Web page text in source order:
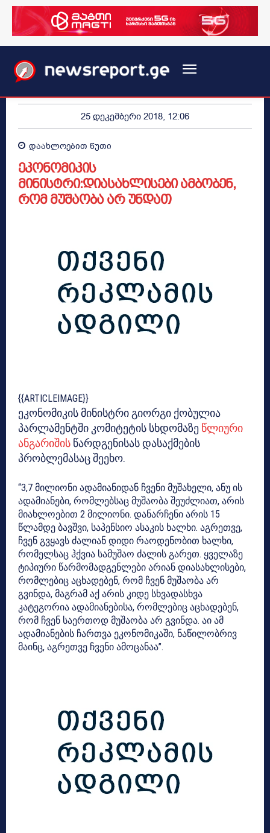
25 დეკემბერი 2018, 12:06
დაახლოებით წუთი
ეკონომიკის
მინისტრი:დიასახლისები ამბობენ,
რომ მუშაობა არ უნდათ
{{ARTICLEIMAGE}}
ეკონომიკის მინისტრი გიორგი ქობულია
პარლამენტში კომიტეტის სხდომაზე წლიური
ანგარიშის წარდგენისას დასაქმების
პრობლემასაც შეეხო.
“3,7 მილიონი ადამიანიდან ჩვენი მუშახელი, ანუ ის
ადამიანები, რომლებსაც მუშაობა შეუძლიათ, არის
მიახლოებით 2 მილიონი. დანარჩენი არის 15
წლამდე ბავშვი, საპენსიო ასაკის ხალხი. აგრეთვე,
ჩვენ გვყავს ძალიან დიდი რაოდენობით ხალხი,
რომელსაც ჰქვია სამუშაო ძალის გარეთ. ყველაზე
ტიპიური წარმომადგენლები არიან დიასახლისები,
რომლებიც აცხადებენ, რომ ჩვენ მუშაობა არ
გვინდა, მაგრამ აქ არის კიდე სხვადასხვა
კატეგორია ადამიანებისა, რომლებიც აცხადებენ,
რომ ჩვენ საერთოდ მუშაობა არ გვინდა. აი ამ
ადამიანების ჩართვა ეკონომიკაში, ნაწილობრივ
მაინც, აგრეთვე ჩვენი ამოცანაა”.